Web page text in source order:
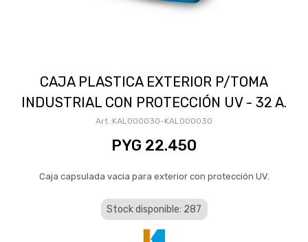
CAJA PLASTICA EXTERIOR P/TOMA
INDUSTRIAL CON PROTECCIÓN UV - 32 A.
KAL000030-KAL000030
PYG 22.450
Caja capsulada vacia para exterior con protección UV.
Stock disponible: 287